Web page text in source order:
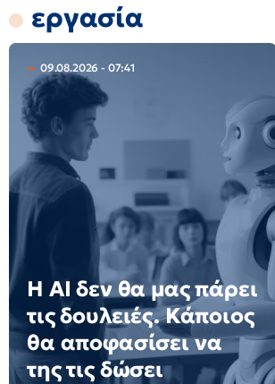
εργασία
09.08.2026 - 07:41
Η AI δεν θα μας πάρει
τις δουλειές. Κάποιος
θα αποφασίσει να
της τις δώσει